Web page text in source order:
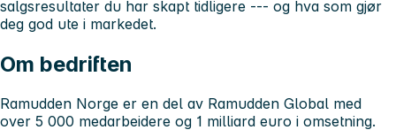
salgsresultater du har skapt tidligere --- og hva som gjør
deg god ute i markedet.
Om bedriften
Ramudden Norge er en del av Ramudden Global med
over 5 000 medarbeidere og 1 milliard euro i omsetning.